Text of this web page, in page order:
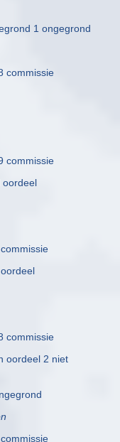
1 ongegrond
commissie
commissie
oordeel
commissie
oordeel 2 niet